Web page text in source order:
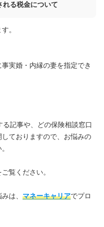
れる税金について
。
実婚・内縁の妻を指定でき
る記事や、どの保険相談窓口
ておりますので、お悩みの
ご覧ください。
は、 マネーキャリアでプロ